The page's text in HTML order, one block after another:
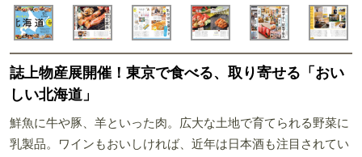
誌上物産展開催！東京で食べる、取り寄せる「おい
しい北海道」
鮮魚に牛や豚、羊といった肉。広大な土地で育てられる野菜に
乳製品。ワインもおいしければ、近年は日本酒も注目されてい